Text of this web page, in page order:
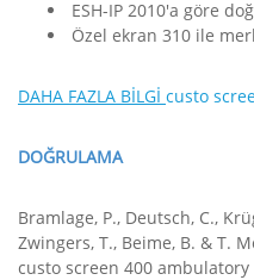
ESH-IP 2010'a göre
Özel ekran 310 ile
DAHA FAZLA BİLGİ custo
DOĞRULAMA
Bramlage, P., Deutsch, C.,
Zwingers, T., Beime, B. & T.
custo screen 400